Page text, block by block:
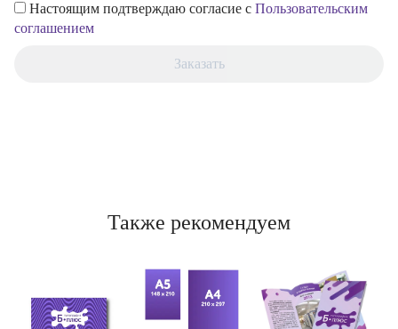
Настоящим подтверждаю согласие с Пользовательским
соглашением
Заказать
Также рекомендуем